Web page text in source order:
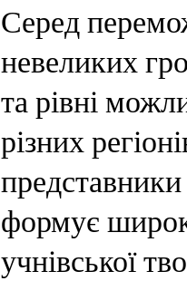
Серед
невеликих
та рівні
різних
формує
учнівської